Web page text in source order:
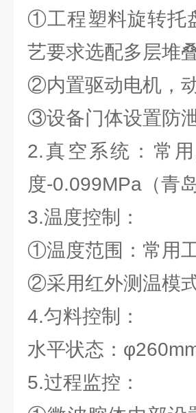
①工程塑料旋转托
艺要求选配多层堆
②内置驱动电机，
③设备门体设置防
2.真空系统：常
度-0.099MPa（青
3.温度控制：
①温度范围：常用
②采用红外测温模式
4.匀料控制：
水平状态：
5.过程监控：